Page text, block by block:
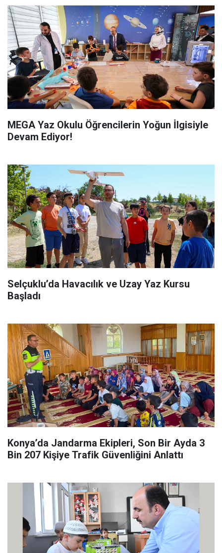
MEGA Yaz Okulu Öğrencilerin Yoğun İlgisiyle
Devam Ediyor!
Selçuklu’da Havacılık ve Uzay Yaz Kursu
Başladı
Konya’da Jandarma Ekipleri, Son Bir Ayda 3
Bin 207 Kişiye Trafik Güvenliğini Anlattı